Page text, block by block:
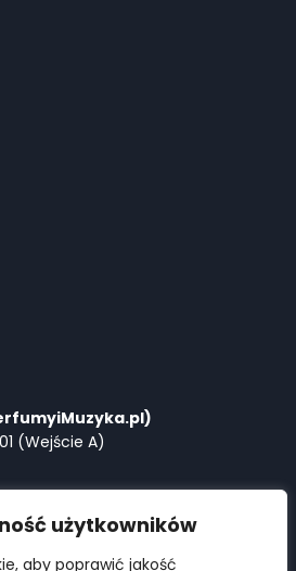
użytkowników
aby poprawić jakość
(Wejście A)